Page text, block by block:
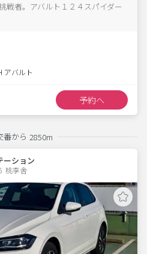
戦者。アバルト１２４スパイダー
アバルト
予約へ
番から 2850m
ーション
桃李舎